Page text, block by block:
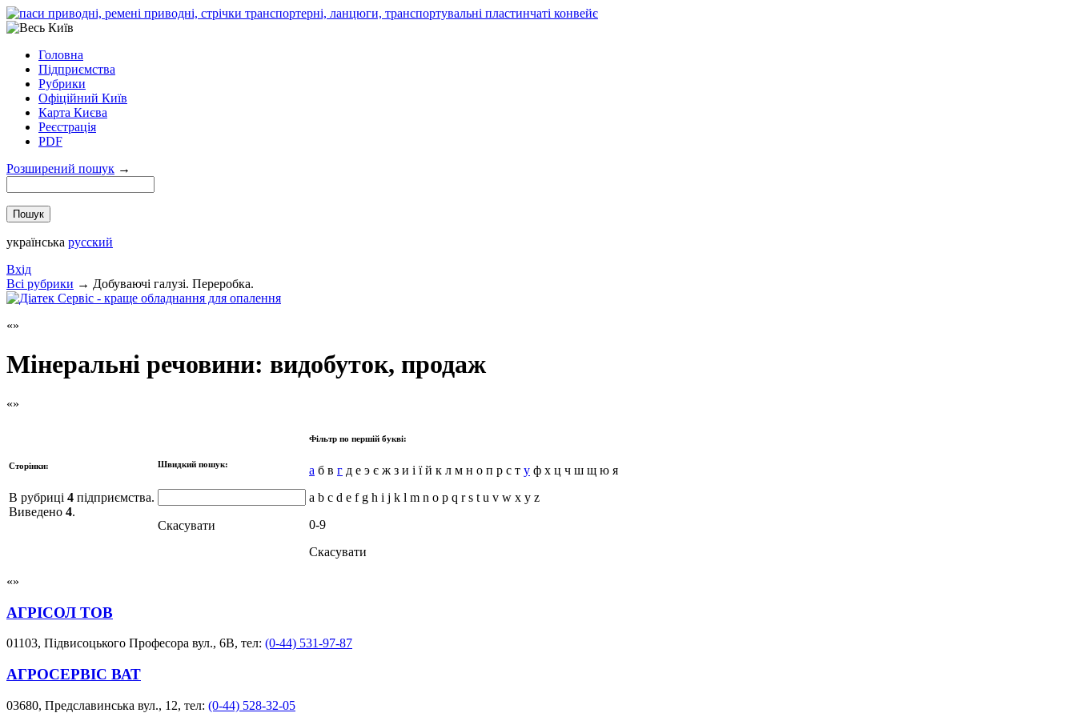
Головна
Підприємства
Рубрики
Офіційний Київ
Карта Києва
Реєстрація
PDF
Розширений пошук →
українська русский
Вхід
Всi рубрики → Добуваючі галузі. Переробка.
Мінеральні речовини: видобуток, продаж
Сторінки:
В рубриці 4 підприємства.
Виведено 4.
Швидкий пошук:
Скасувати
Фільтр по першій букві:
а б в г д е э є ж з и і ї й к л м н о п р с т у ф х ц ч ш щ ю я
a b c d e f g h i j k l m n o p q r s t u v w x y z
0-9
Скасувати
АГРІСОЛ ТОВ
01103, Підвисоцького Професора вул., 6В, тел: (0-44) 531-97-87
АГРОСЕРВІС ВАТ
03680, Предславинська вул., 12, тел: (0-44) 528-32-05